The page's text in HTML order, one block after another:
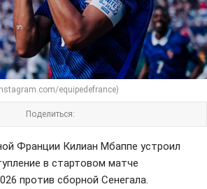
equipedefrance)
Поделиться:
Франции Килиан Мбаппе устроил
в стартовом матче
против сборной Сенегала.